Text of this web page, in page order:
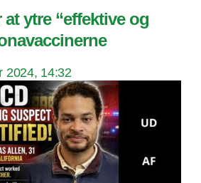
ytre “effektive og
2024, 14:32